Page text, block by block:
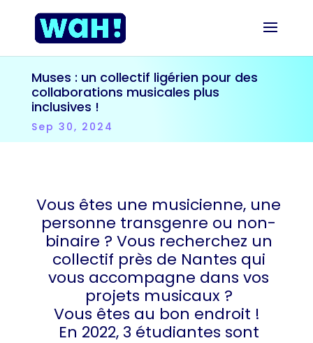
Muses : un collectif ligérien pour des
collaborations musicales plus
inclusives !
Sep 30, 2024
Vous êtes une musicienne, une
personne transgenre ou non-
binaire ? Vous recherchez un
collectif près de Nantes qui
vous accompagne dans vos
projets musicaux ?
Vous êtes au bon endroit !
En 2022, 3 étudiantes sont